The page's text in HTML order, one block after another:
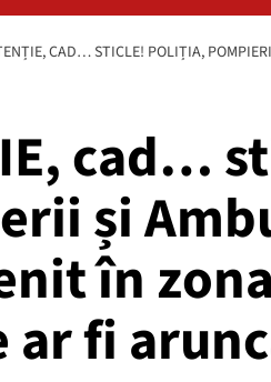
CAD… STICLE! POLIȚIA,
cad…
și
în
ar fi